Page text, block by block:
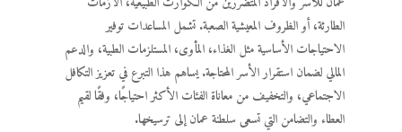
الطارئة، أو الظروف المعيشية الصعبة. تشمل المساعدات توفير
الاحتياجات الأساسية مثل الغذاء، المأوى، المستلزمات الطبية، والدعم
المالي لضمان استقرار الأسر المحتاجة. يساهم هذا التبرع في تعزيز التكافل
الاجتماعي، والتخفيف من معاناة الفئات الأكثر احتياجًا، وفقًا لقيم
العطاء والتضامن التي تسعى سلطنة عمان إلى ترسيخها.